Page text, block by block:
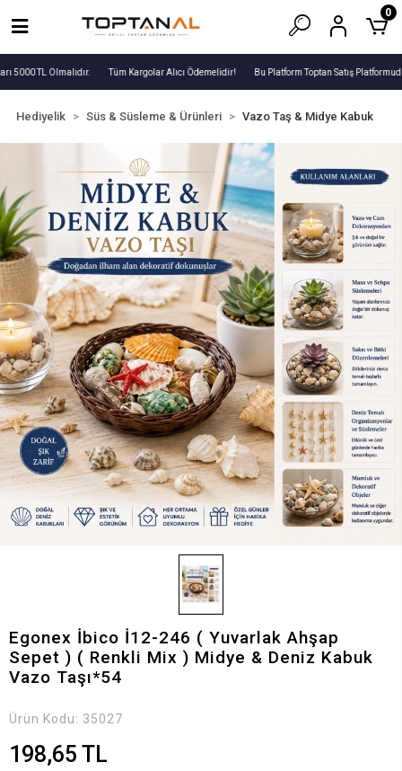
5000 TL Olmalıdır. Tüm Kargolar Alıcı Ödemelidir! Bu Platform Toptan Satış
0
Hediyelik Süs & Süsleme & Ürünleri Vazo Taş & Midye Kabuk
Egonex İbico İ12-246 ( Yuvarlak Ahşap
Sepet ) ( Renkli Mix ) Midye & Deniz Kabuk
Vazo Taşı*54
Ürün Kodu: 35027
198,65 TL